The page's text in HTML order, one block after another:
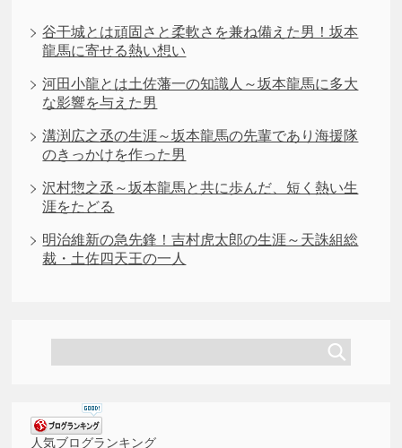
谷干城とは頑固さと柔軟さを兼ね備えた男！坂本
龍馬に寄せる熱い想い
河田小龍とは土佐藩一の知識人～坂本龍馬に多大
な影響を与えた男
溝渕広之丞の生涯～坂本龍馬の先輩であり海援隊
のきっかけを作った男
沢村惣之丞～坂本龍馬と共に歩んだ、短く熱い生
涯をたどる
明治維新の急先鋒！吉村虎太郎の生涯～天誅組総
裁・土佐四天王の一人
人気ブログランキング